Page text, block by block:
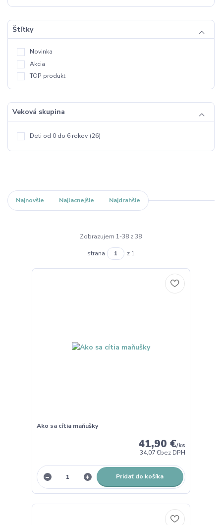
Štítky
Novinka
Akcia
TOP produkt
Veková skupina
Deti od 0 do 6 rokov (26)
Najnovšie Najlacnejšie Najdrahšie
Zobrazujem 1-38 z 38
strana z 1
Ako sa cítia maňušky
41,90 €/ks
34,07 €bez DPH
Pridať do košíka